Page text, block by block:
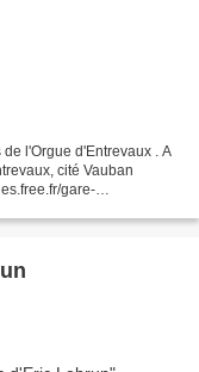
l'Orgue d'Entrevaux . A
cité Vauban
gare-